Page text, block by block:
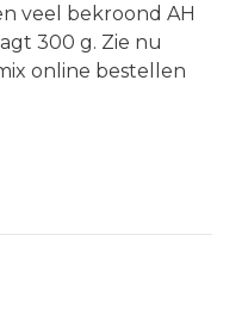
veel bekroond AH
300 g. Zie nu
online bestellen